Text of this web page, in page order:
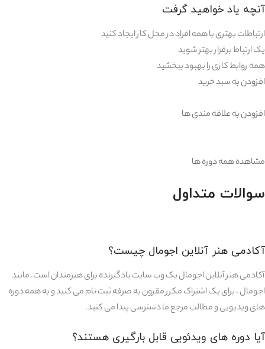
آنچه یاد خواهید گرفت
ارتباطات بهتری با همه افراد در محل کار ایجاد کنید
یک ارتباط برقرار بهتر شوید
همه روابط کاری را بهبود ببخشید
افزودن به سبد خرید
افزودن به علاقه مندی ها
مشاهده همه دوره ها
سوالات متداول
آکادمی هنر آنلاین اجومال چیست؟
آکادمی هنر آنلاین اجومال یک وب سایت یادگیرنده برای هنرمندان است. مانند
اجومال ، برای یک اشتراک مکرر مقرون به صرفه ثبت نام می کنید و به همه دوره
های ویدیویی و مطالب مرجع ما دسترسی پیدا می کنید.
آیا دوره های ویدئویی قابل بارگیری هستند؟